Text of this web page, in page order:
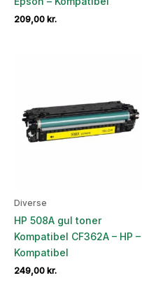
209,00 kr.
Diverse
HP 508A gul toner
Kompatibel CF362A – HP –
Kompatibel
249,00 kr.